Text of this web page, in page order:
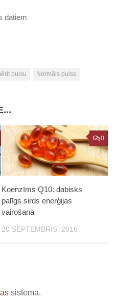
datiem
pulsu Normāls pulss
0
Koenzīms Q10: dabisks
palīgs sirds enerģijas
vairošanā
20 SEPTEMBRIS, 2016
sistēmā.